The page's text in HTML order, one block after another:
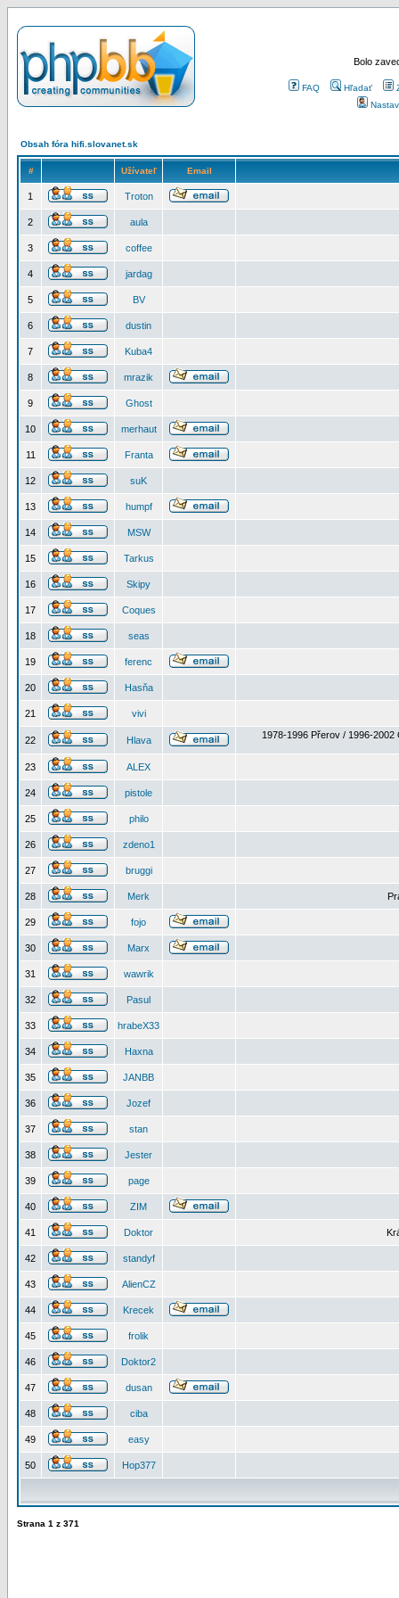
Bolo
FAQ Hľadať
Obsah fóra hifi.slovanet.sk
# Užívateľ Email
1 Troton
2 aula
3 coffee
4 jardag
5 BV
6 dustin
7 Kuba4
8 mrazik
9 Ghost
10 merhaut
11 Franta
12 suK
13 humpf
14 MSW
15 Tarkus
16 Skipy
17 Coques
18 seas
19 ferenc
20 Hasňa
21 vivi
22 Hlava 1978-1996 Přerov / 1996-2002
23 ALEX
24 pistole
25 philo
26 zdeno1
27 bruggi
28 Merk
29 fojo
30 Marx
31 wawrik
32 Pasul
33 hrabeX33
34 Haxna
35 JANBB
36 Jozef
37 stan
38 Jester
39 page
40 ZIM
41 Doktor
42 standyf
43 AlienCZ
44 Krecek
45 frolik
46 Doktor2
47 dusan
48 ciba
49 easy
50 Hop377
Strana 1 z 371